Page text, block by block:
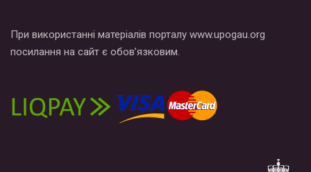
При використанні матеріалів порталу www.upogau.org
посилання на сайт є обов’язковим.